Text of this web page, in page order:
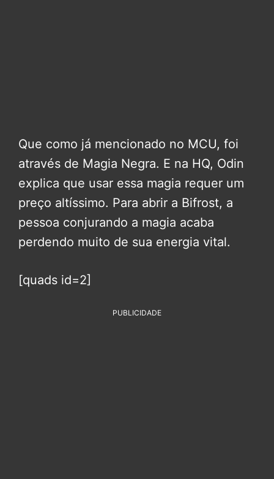
Que como já mencionado no MCU, foi
através de Magia Negra. E na HQ, Odin
explica que usar essa magia requer um
preço altíssimo. Para abrir a Bifrost, a
pessoa conjurando a magia acaba
perdendo muito de sua energia vital.
[quads id=2]
PUBLICIDADE